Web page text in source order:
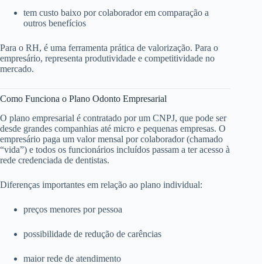
tem custo baixo por colaborador em comparação a
outros benefícios
Para o RH, é uma ferramenta prática de valorização. Para o
empresário, representa produtividade e competitividade no
mercado.
Como Funciona o Plano Odonto Empresarial
O plano empresarial é contratado por um CNPJ, que pode ser
desde grandes companhias até micro e pequenas empresas. O
empresário paga um valor mensal por colaborador (chamado
“vida”) e todos os funcionários incluídos passam a ter acesso à
rede credenciada de dentistas.
Diferenças importantes em relação ao plano individual:
preços menores por pessoa
possibilidade de redução de carências
maior rede de atendimento